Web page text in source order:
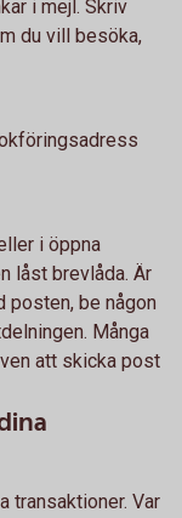
i mejl. Skriv
du vill besöka,
i öppna
låst brevlåda. Är
posten, be någon
Många
att skicka post
transaktioner. Var